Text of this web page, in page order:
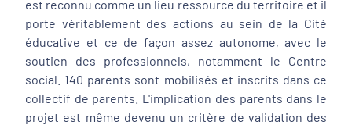
est reconnu comme un lieu ressource du territoire et il
porte véritablement des actions au sein de la Cité
éducative et ce de façon assez autonome, avec le
soutien des professionnels, notamment le Centre
social. 140 parents sont mobilisés et inscrits dans ce
collectif de parents. L'implication des parents dans le
projet est même devenu un critère de validation des